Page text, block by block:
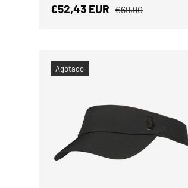
Precio de venta
€52,43 EUR Precio normal
€69,90
Agotado